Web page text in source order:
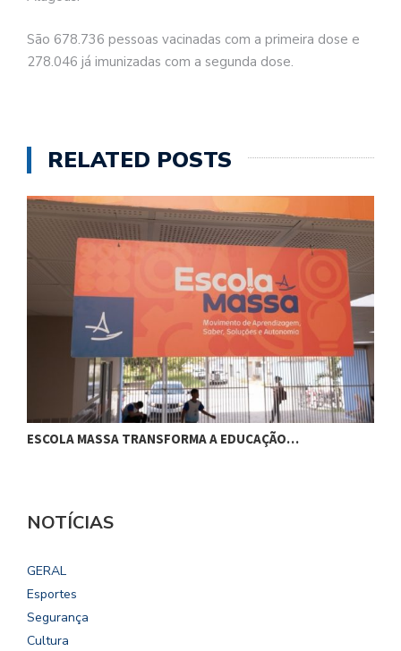
São 678.736 pessoas vacinadas com a primeira dose e
278.046 já imunizadas com a segunda dose.
RELATED POSTS
ESCOLA MASSA TRANSFORMA A EDUCAÇÃO…
NOTÍCIAS
GERAL
Esportes
Segurança
Cultura